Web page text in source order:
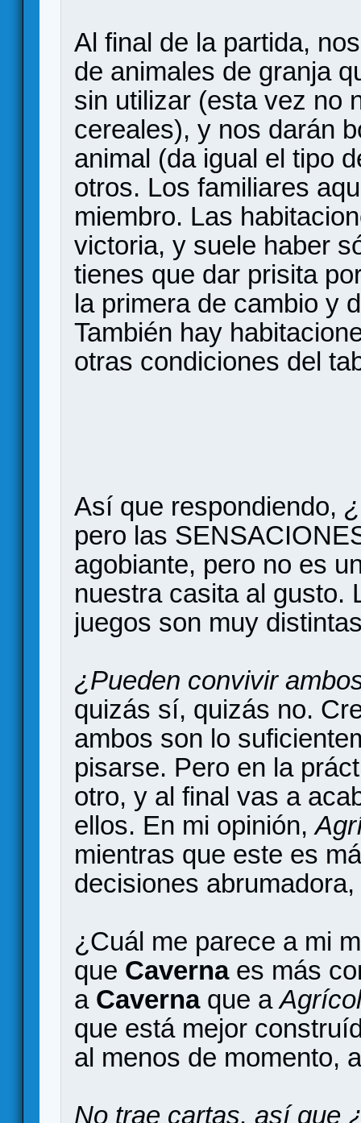
Al final de la partida,
de animales de granja
sin utilizar (esta vez no
cereales), y nos darán
animal (da igual el tipo
otros. Los familiares
miembro. Las
victoria, y suele haber
tienes que dar prisita
la primera de cambio y
También hay
otras condiciones del
Así que respondiendo,
pero las
agobiante, pero no es
nuestra casita al gusto.
juegos son muy
¿Pueden convivir
quizás sí, quizás no.
ambos son lo
pisarse. Pero en la
otro, y al final vas a
ellos. En mi opinión,
mientras que este es
decisiones
¿Cuál me parece a mi
que Cavernaes más
a Cavernaque a
que está mejor
al menos de momento,
No trae cartas, así que